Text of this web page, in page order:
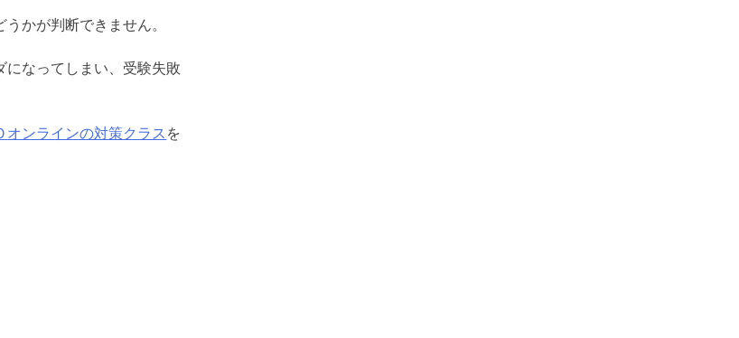
かが判断できません。
になってしまい、受験失敗
オンラインの対策クラス を